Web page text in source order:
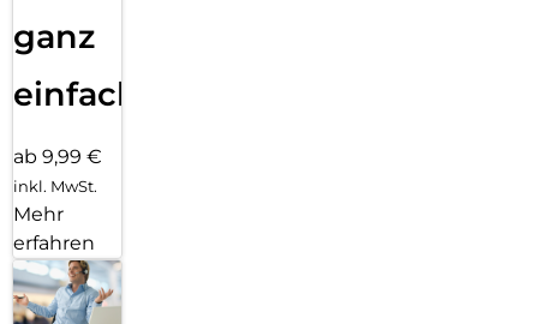
ganz
einfach
ab 9,99 €
inkl. MwSt.
Mehr
erfahren